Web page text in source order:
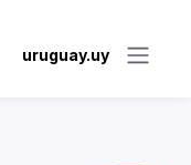
uruguay.uy